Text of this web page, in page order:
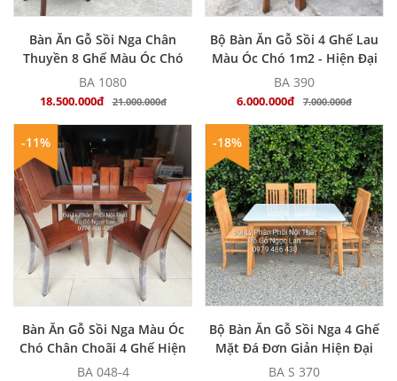
MUA NGAY
Bàn Ăn Gỗ Sồi Nga Chân
Thuyền 8 Ghế Màu Óc Chó
Sang Trọng
BA 1080
18.500.000đ 21.000.000đ
MUA NGAY
Bộ Bàn Ăn Gỗ Sồi 4 Ghế Lau
Màu Óc Chó 1m2 - Hiện Đại
BA 390
6.000.000đ 7.000.000đ
MUA NGAY
-11%
Bàn Ăn Gỗ Sồi Nga Màu Óc
Chó Chân Choãi 4 Ghế Hiện
Đại
BA 048-4
MUA NGAY
-18%
Bộ Bàn Ăn Gỗ Sồi Nga 4 Ghế
Mặt Đá Đơn Giản Hiện Đại
BA S 370